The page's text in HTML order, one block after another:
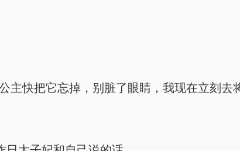
主快把它忘掉，别脏了眼睛，我现在立刻去